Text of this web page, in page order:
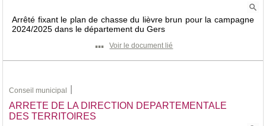
Arrêté fixant le plan de chasse du lièvre brun pour la campagne
2024/2025 dans le département du Gers
▪▪▪
Voir le document lié
Conseil municipal
ARRETE DE LA DIRECTION DEPARTEMENTALE
DES TERRITOIRES